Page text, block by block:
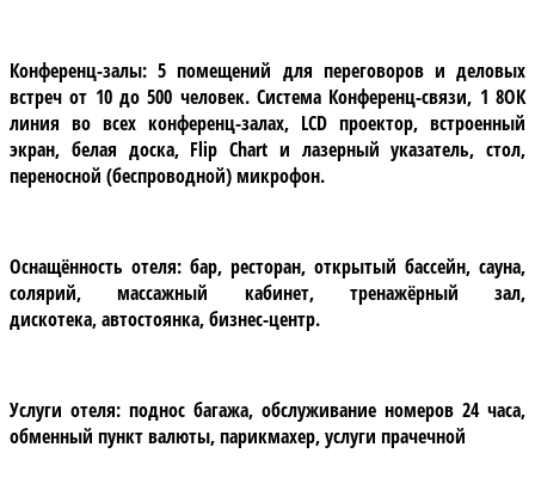
Конференц-залы: 5 помещений для переговоров и деловых
встреч от 10 до 500 человек. Система Конференц-связи, 1 8ОК
линия во всех конференц-залах, LCD проектор, встроенный
экран, белая доска, Flip Chart и лазерный указатель, стол,
переносной (беспроводной) микрофон.
Оснащённость отеля: бар, ресторан, открытый бассейн, сауна,
солярий, массажный кабинет, тренажёрный зал,
дискотека, автостоянка, бизнес-центр.
Услуги отеля: поднос багажа, обслуживание номеров 24 часа,
обменный пункт валюты, парикмахер, услуги прачечной